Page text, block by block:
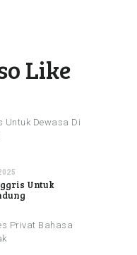
Like
Untuk